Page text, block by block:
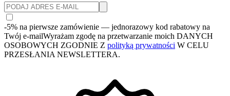
-5% na pierwsze zamówienie — jednorazowy kod rabatowy na
Twój e-mailWyrażam zgodę na przetwarzanie moich DANYCH
OSOBOWYCH ZGODNIE Z polityką prywatności W CELU
PRZESŁANIA NEWSLETTERA.